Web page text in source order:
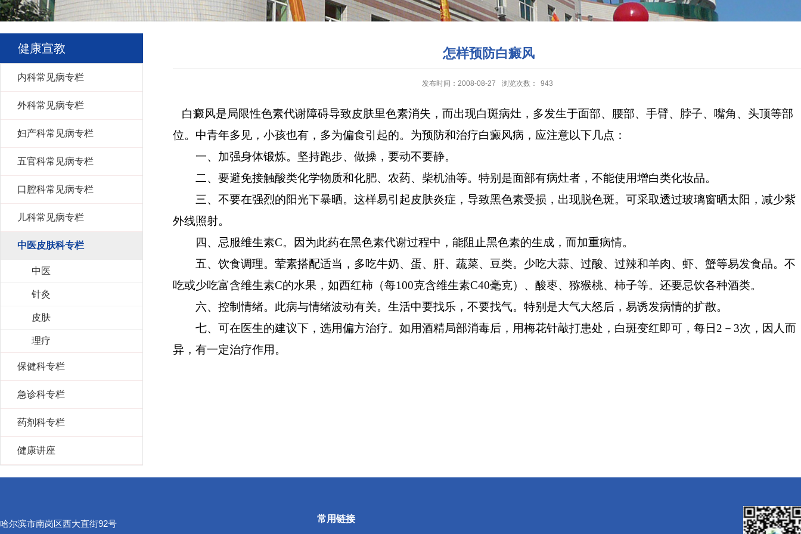
健康宣教
内科常见病专栏
外科常见病专栏
妇产科常见病专栏
五官科常见病专栏
口腔科常见病专栏
儿科常见病专栏
中医皮肤科专栏
中医
针灸
皮肤
理疗
保健科专栏
急诊科专栏
药剂科专栏
健康讲座
怎样预防白癜风
发布时间：2008-08-27 浏览次数： 943
白癜风是局限性色素代谢障碍导致皮肤里色素消失，而出现白斑病灶，多发生于面部、腰部、手臂、脖子、嘴角、头顶等部
位。中青年多见，小孩也有，多为偏食引起的。为预防和治疗白癜风病，应注意以下几点：
一、加强身体锻炼。坚持跑步、做操，要动不要静。
二、要避免接触酸类化学物质和化肥、农药、柴机油等。特别是面部有病灶者，不能使用增白类化妆品。
三、不要在强烈的阳光下暴晒。这样易引起皮肤炎症，导致黑色素受损，出现脱色斑。可采取透过玻璃窗晒太阳，减少紫
外线照射。
四、忌服维生素C。因为此药在黑色素代谢过程中，能阻止黑色素的生成，而加重病情。
五、饮食调理。荤素搭配适当，多吃牛奶、蛋、肝、蔬菜、豆类。少吃大蒜、过酸、过辣和羊肉、虾、蟹等易发食品。不
吃或少吃富含维生素C的水果，如西红柿（每100克含维生素C40毫克）、酸枣、猕猴桃、柿子等。还要忌饮各种酒类。
六、控制情绪。此病与情绪波动有关。生活中要找乐，不要找气。特别是大气大怒后，易诱发病情的扩散。
七、可在医生的建议下，选用偏方治疗。如用酒精局部消毒后，用梅花针敲打患处，白斑变红即可，每日 2 － 3次，因人而
异，有一定治疗作用。
哈尔滨市南岗区西大直街92号 常用链接